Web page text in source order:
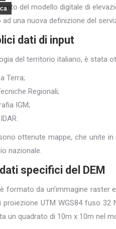
del modello digitale di
una nuova definizione del
dati di input
del territorio italiano, è stata
Terra;
Regionali;
IGM;
ottenute mappe, che unite
nazionale.
specifici del DEM
formato da un’immagine raster
proiezione UTM WGS84 fuso 32
un quadrato di 10m x 10m nel